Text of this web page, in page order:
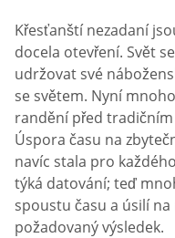
Křesťanští nezadaní
docela otevření. Svět
udržovat své
se světem. Nyní
randění před
Úspora času na
navíc stala pro
týká datování; teď
spoustu času a úsilí
požadovaný výsledek.